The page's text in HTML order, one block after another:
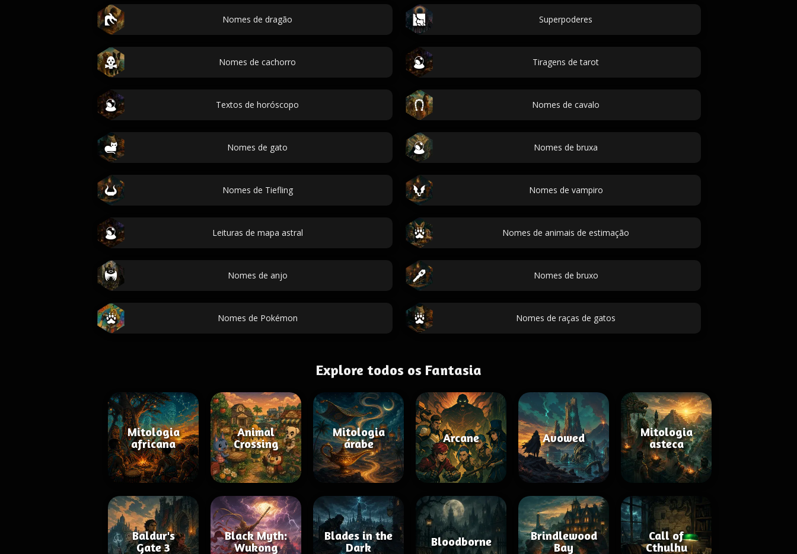
Nomes de dragão Superpoderes
Nomes de cachorro Tiragens de tarot
Textos de horóscopo Nomes de cavalo
Nomes de gato Nomes de bruxa
Nomes de Tiefling Nomes de vampiro
Leituras de mapa astral Nomes de animais de estimação
Nomes de anjo Nomes de bruxo
Nomes de Pokémon Nomes de raças de gatos
Explore todos os Fantasia
Mitologia
africana
Animal
Crossing
Mitologia
árabe
Arcane Avowed
Mitologia
asteca
Baldur's
Gate 3
Black Myth:
Wukong
Blades in the
Dark
Bloodborne
Brindlewood
Bay
Call of
Cthulhu